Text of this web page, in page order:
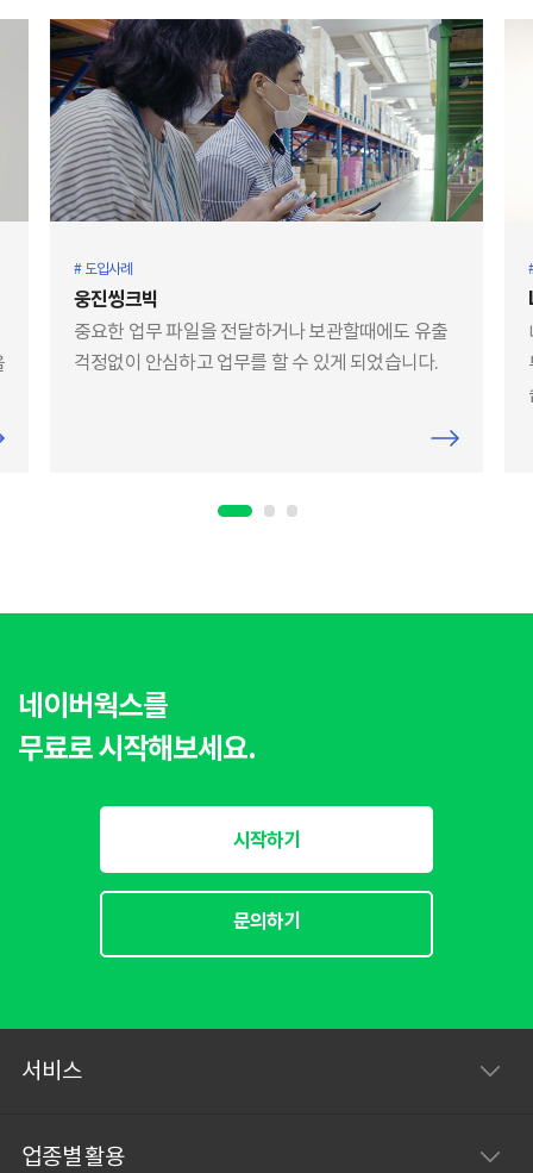
# 도입사례
웅진씽크빅
중요한 업무 파일을 전달하거나 보관할때에도 유출
걱정없이 안심하고 업무를 할 수 있게 되었습니다.
네이버웍스를
무료로 시작해보세요.
시작하기
문의하기
서비스
업종별 활용